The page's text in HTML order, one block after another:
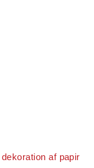
dekoration af papir